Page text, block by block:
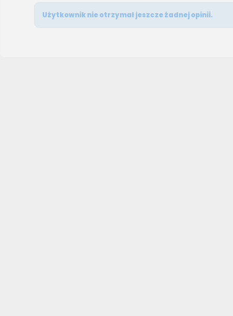
Użytkownik nie otrzymał jeszcze żadnej opinii.